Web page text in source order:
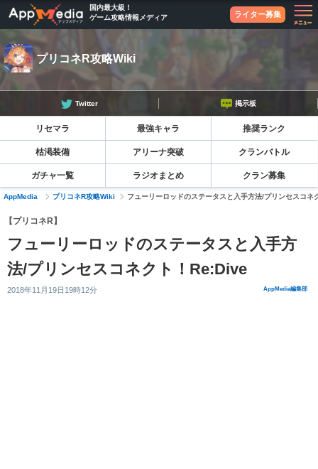
国内最大級！
ゲーム攻略情報メディア
ライター募集
Twitter 掲示板
プリコネR攻略Wiki
リセマラ 最強キャラ 推奨ランク
枯渇装備 アリーナ突破 クランバトル
ガチャ一覧 ラジオまとめ クラン募集
AppMedia プリコネR攻略Wiki フューリーロッドのステータスと入手方法/プリンセスコネ
【プリコネR】
フューリーロッドのステータスと入手方
法/プリンセスコネクト！Re:Dive
2018年11月19日19時12分 AppMedia編集部